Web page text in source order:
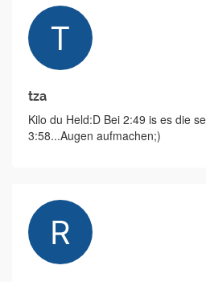
tza
Kilo du Held:D Bei 2:49 is es die
3:58...Augen aufmachen;)